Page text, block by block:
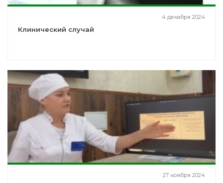
4 декабря 2024
Клинический случай
27 ноября 2024